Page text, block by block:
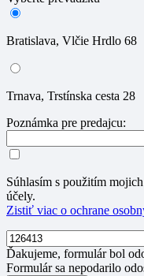
Bratislava, Vlčie Hrdlo 68
Trnava, Trstínska cesta 28
Poznámka pre predajcu:
Súhlasím s použitím
účely.
Zistiť viac o ochrane
Ďakujeme, formulár bol
Formulár sa nepodarilo